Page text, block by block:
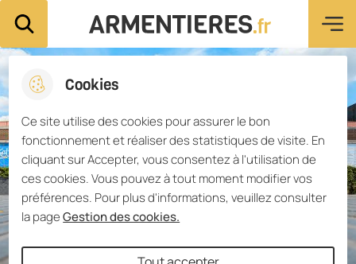
Cookies
Ce site utilise des cookies pour assurer le bon
fonctionnement et réaliser des statistiques de visite. En
cliquant sur Accepter, vous consentez à l'utilisation de
ces cookies. Vous pouvez à tout moment modifier vos
préférences. Pour plus d'informations, veuillez consulter
la pageGestion des cookies.
menu
Aller à la
recherche
Aller au
contenu
principal
Consulter
site
Rechercher sur le site
Ville d'Armentières